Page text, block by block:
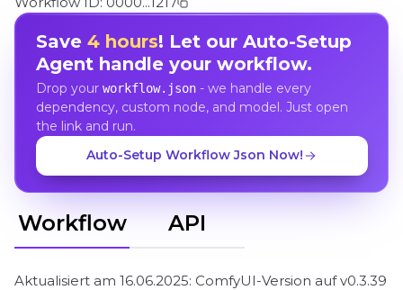
Save 4 hours! Let our Auto-Setup
Agent handle your workflow.
Drop your workflow.json- we handle every
dependency, custom node, and model. Just open
the link and run.
Auto-Setup Workflow Json Now!
Workflow API
Aktualisiert am 16.06.2025: ComfyUI-Version auf v0.3.39